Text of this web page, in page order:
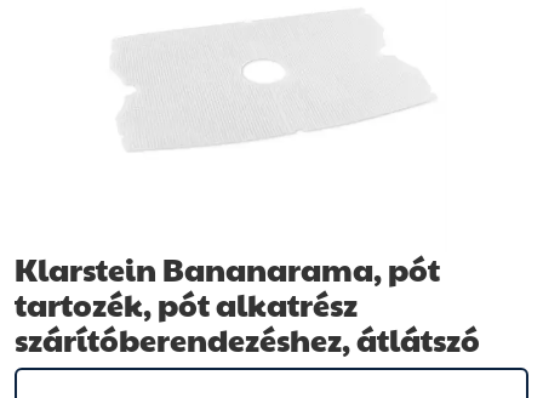
Klarstein Bananarama, pót
tartozék, pót alkatrész
szárítóberendezéshez, átlátszó